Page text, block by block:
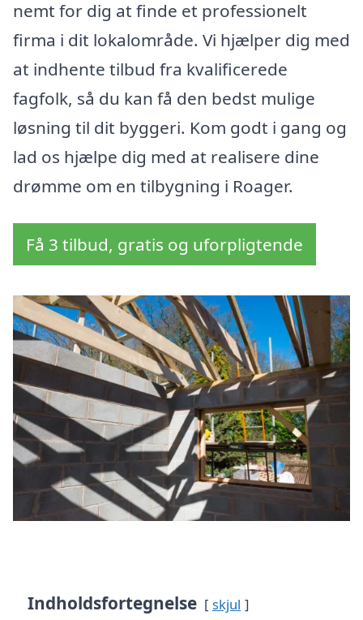
nemt for dig at finde et professionelt
firma i dit lokalområde. Vi hjælper dig med
at indhente tilbud fra kvalificerede
fagfolk, så du kan få den bedst mulige
løsning til dit byggeri. Kom godt i gang og
lad os hjælpe dig med at realisere dine
drømme om en tilbygning i Roager.
Få 3 tilbud, gratis og uforpligtende
Indholdsfortegnelse skjul